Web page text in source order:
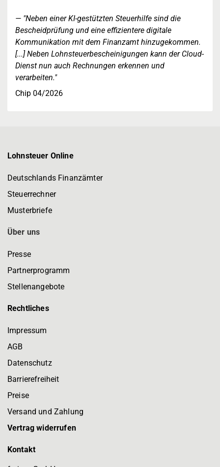
"Neben einer KI-gestützten Steuerhilfe sind die
Bescheidprüfung und eine effizientere digitale
Kommunikation mit dem Finanzamt hinzugekommen.
[...] Neben Lohnsteuerbescheinigungen kann der Cloud-
Dienst nun auch Rechnungen erkennen und
verarbeiten."
Chip 04/2026
Lohnsteuer Online
Deutschlands Finanzämter
Steuerrechner
Musterbriefe
Über uns
Presse
Partnerprogramm
Stellenangebote
Rechtliches
Impressum
AGB
Datenschutz
Barrierefreiheit
Preise
Versand und Zahlung
Vertrag widerrufen
Kontakt